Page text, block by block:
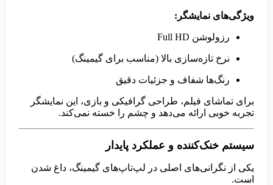
ویژگی‌های نمایشگر:
رزولوشن Full HD
نرخ تازه‌سازی بالا (مناسب برای گیمینگ)
رنگ‌ها شفاف و جزئیات دقیق
برای تماشای فیلم، طراحی گرافیکی و بازی، این نمایشگر
تجربه خوبی ارائه می‌دهد و چشم را خسته نمی‌کند.
سیستم خنک‌کننده و عملکرد پایدار
یکی از نگرانی‌های اصلی در لپ‌تاپ‌های گیمینگ، داغ شدن
است.